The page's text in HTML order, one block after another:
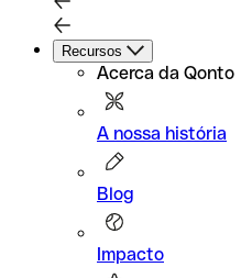
Recursos
Acerca da Qonto
A nossa história
Blog
Impacto